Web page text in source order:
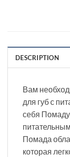
DESCRIPTION
Вам
для губ с
себя Помаду
Помада
которая